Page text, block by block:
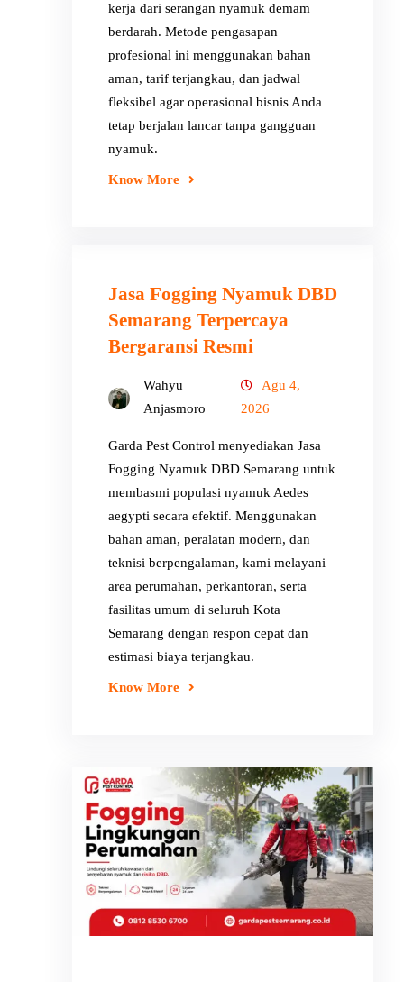
kerja dari serangan nyamuk demam
berdarah. Metode pengasapan
profesional ini menggunakan bahan
aman, tarif terjangkau, dan jadwal
fleksibel agar operasional bisnis Anda
tetap berjalan lancar tanpa gangguan
nyamuk.
Know More
Jasa Fogging Nyamuk DBD
Semarang Terpercaya
Bergaransi Resmi
Wahyu
Anjasmoro
Agu 4,
2026
Garda Pest Control menyediakan Jasa
Fogging Nyamuk DBD Semarang untuk
membasmi populasi nyamuk Aedes
aegypti secara efektif. Menggunakan
bahan aman, peralatan modern, dan
teknisi berpengalaman, kami melayani
area perumahan, perkantoran, serta
fasilitas umum di seluruh Kota
Semarang dengan respon cepat dan
estimasi biaya terjangkau.
Know More